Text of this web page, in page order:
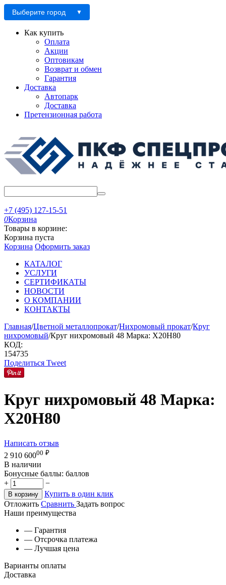
Выберите город
Как купить
Оплата
Акции
Оптовикам
Возврат и обмен
Гарантия
Доставка
Автопарк
Доставка
Претензионная работа
+7 (495) 127-15-51
0Корзина
Товары в корзине:
Корзина пуста
Корзина Оформить заказ
КАТАЛОГ
УСЛУГИ
СЕРТИФИКАТЫ
НОВОСТИ
О КОМПАНИИ
КОНТАКТЫ
Главная/Цветной металлопрокат/Нихромовый прокат/Круг
нихромовый/Круг нихромовый 48 Марка: Х20Н80
КОД:
154735
Поделиться Tweet
Круг нихромовый 48 Марка:
Х20Н80
Написать отзыв
2 910 60000 ₽
В наличии
Бонусные баллы: баллов
+
−
В корзину
Купить в один клик
Отложить Сравнить Задать вопрос
Наши преимущества
— Гарантия
— Отсрочка платежа
— Лучшая цена
Варианты оплаты
Доставка